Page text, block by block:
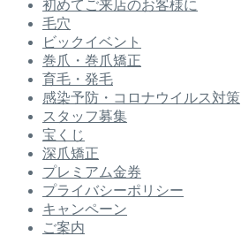
初めてご来店のお客様に
毛穴
ビックイベント
巻爪・巻爪矯正
育毛・発毛
感染予防・コロナウイルス対策
スタッフ募集
宝くじ
深爪矯正
プレミアム金券
プライバシーポリシー
キャンペーン
ご案内